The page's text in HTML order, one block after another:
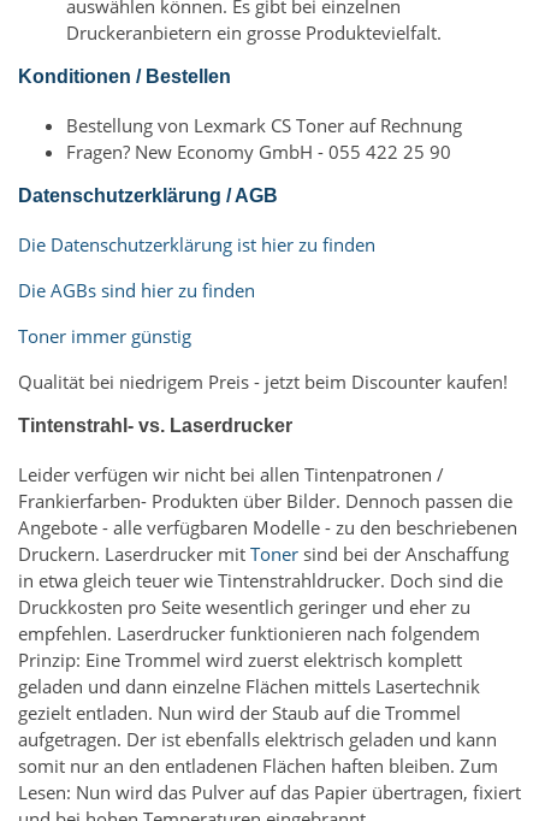
auswählen können. Es gibt bei einzelnen
Druckeranbietern ein grosse Produktevielfalt.
Konditionen / Bestellen
Bestellung von Lexmark CS Toner auf Rechnung
Fragen? New Economy GmbH - 055 422 25 90
Datenschutzerklärung / AGB
Die Datenschutzerklärung ist hier zu finden
Die AGBs sind hier zu finden
Toner immer günstig
Qualität bei niedrigem Preis - jetzt beim Discounter kaufen!
Tintenstrahl- vs. Laserdrucker
Leider verfügen wir nicht bei allen Tintenpatronen /
Frankierfarben- Produkten über Bilder. Dennoch passen die
Angebote - alle verfügbaren Modelle - zu den beschriebenen
Druckern. Laserdrucker mit Toner sind bei der Anschaffung
in etwa gleich teuer wie Tintenstrahldrucker. Doch sind die
Druckkosten pro Seite wesentlich geringer und eher zu
empfehlen. Laserdrucker funktionieren nach folgendem
Prinzip: Eine Trommel wird zuerst elektrisch komplett
geladen und dann einzelne Flächen mittels Lasertechnik
gezielt entladen. Nun wird der Staub auf die Trommel
aufgetragen. Der ist ebenfalls elektrisch geladen und kann
somit nur an den entladenen Flächen haften bleiben. Zum
Lesen: Nun wird das Pulver auf das Papier übertragen, fixiert